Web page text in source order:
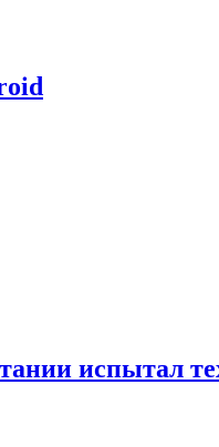
испытал